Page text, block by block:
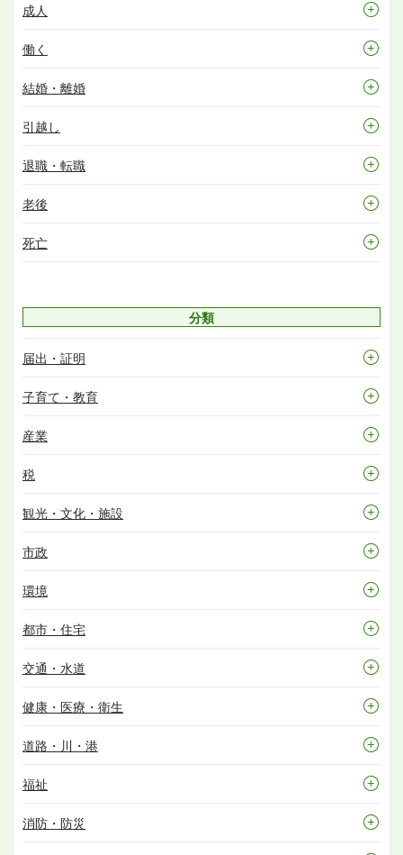
成人
働く
結婚・離婚
引越し
退職・転職
老後
死亡
分類
届出・証明
子育て・教育
産業
税
観光・文化・施設
市政
環境
都市・住宅
交通・水道
健康・医療・衛生
道路・川・港
福祉
消防・防災